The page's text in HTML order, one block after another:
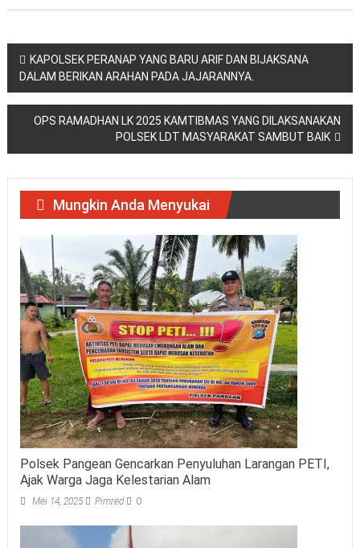
Navigasi
pos
KAPOLSEK PERANAP YANG BARU ARIF DAN BIJAKSANA
DALAM BERIKAN ARAHAN PADA JAJARANNYA.
OPS RAMADHAN LK 2025 KAMTIBMAS YANG DILAKSANAKAN
POLSEK LDT MASYARAKAT SAMBUT BAIK
Mungkin Anda Menyukai
Polsek Pangean Gencarkan Penyuluhan Larangan PETI,
Ajak Warga Jaga Kelestarian Alam
Mei 14, 2025 Pimred 0